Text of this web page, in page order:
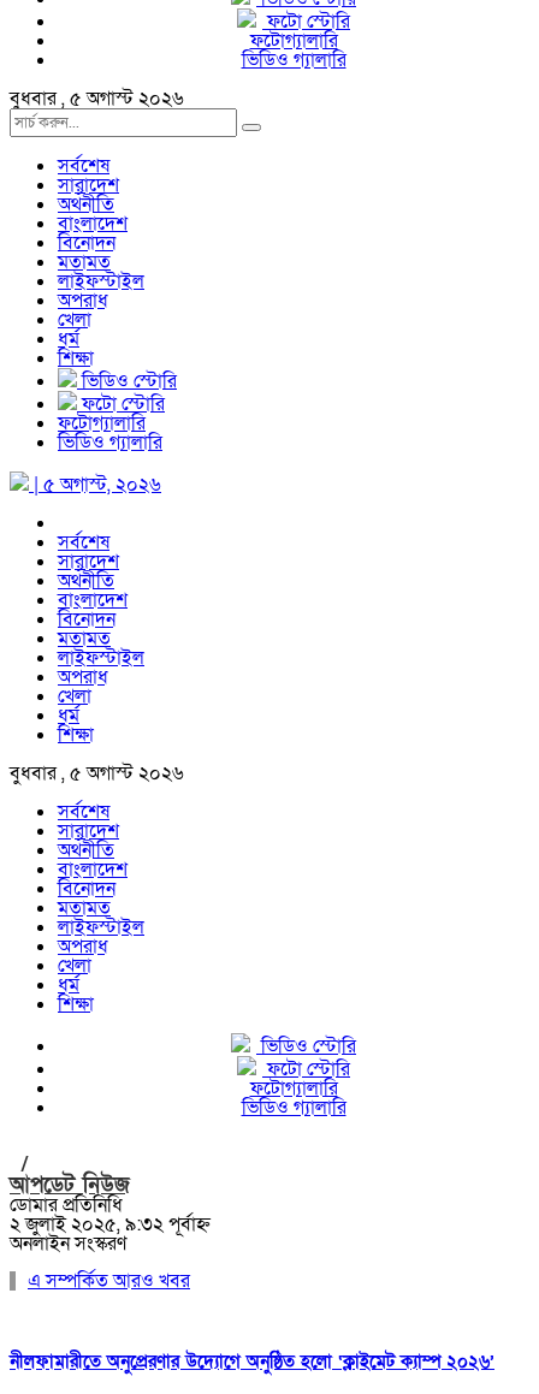
ফটো স্টোরি
ফটোগ্যালারি
ভিডিও গ্যালারি
বুধবার , ৫ অগাস্ট ২০২৬
সর্বশেষ
সারাদেশ
অর্থনীতি
বাংলাদেশ
বিনোদন
মতামত
লাইফস্টাইল
অপরাধ
খেলা
ধর্ম
শিক্ষা
ভিডিও স্টোরি
ফটো স্টোরি
ফটোগ্যালারি
ভিডিও গ্যালারি
| ৫ অগাস্ট, ২০২৬
সর্বশেষ
সারাদেশ
অর্থনীতি
বাংলাদেশ
বিনোদন
মতামত
লাইফস্টাইল
অপরাধ
খেলা
ধর্ম
শিক্ষা
বুধবার , ৫ অগাস্ট ২০২৬
সর্বশেষ
সারাদেশ
অর্থনীতি
বাংলাদেশ
বিনোদন
মতামত
লাইফস্টাইল
অপরাধ
খেলা
ধর্ম
শিক্ষা
ভিডিও স্টোরি
ফটো স্টোরি
ফটোগ্যালারি
ভিডিও গ্যালারি
/
আপডেট নিউজ
ডোমার প্রতিনিধি
২ জুলাই ২০২৫, ৯:৩২ পূর্বাহ্ন
অনলাইন সংস্করণ
এ সম্পর্কিত আরও খবর
নীলফামারীতে অনুপ্রেরণার উদ্যোগে অনুষ্ঠিত হলো ‘ক্লাইমেট ক্যাম্প ২০২৬’